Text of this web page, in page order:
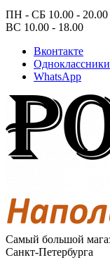
ПН - СБ 10.00 - 20.00
ВС 10.00 - 18.00
Вконтакте
Одноклассники
WhatsApp
Самый большой
Санкт-Петербурга